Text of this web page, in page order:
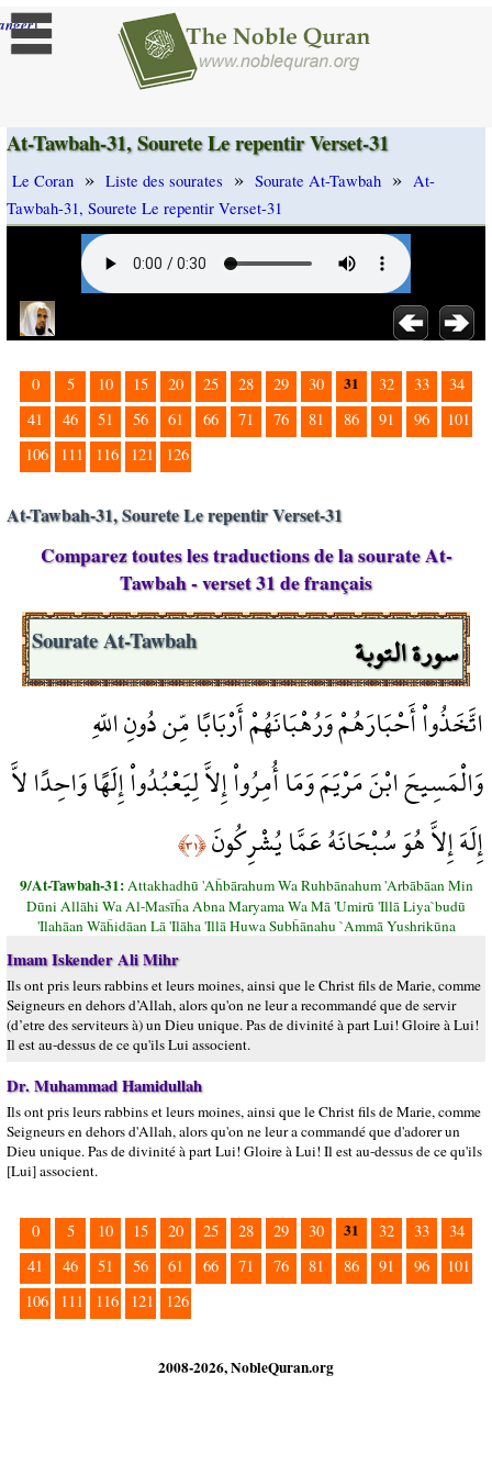
]
At-Tawbah-31, Sourete Le repentir Verset-31
Le Coran » Liste des sourates » Sourate At-Tawbah » At-
Tawbah-31, Sourete Le repentir Verset-31
0 5 10 15 20 25 28 29 30 31 32 33
34
41
46 51 56 61 66 71 76 81 86 91 96
101
106
111 116 121 126
At-Tawbah-31, Sourete Le repentir Verset-31
Comparez toutes les traductions de la sourate At-
Tawbah - verset 31 de français
سورة التوبة Sourate At-Tawbah
اتَّخَذُواْ أَحْبَارَهُمْ وَرُهْبَانَهُمْ أَرْبَابًا مِّن دُونِ اللّهِ
وَالْمَسِيحَ ابْنَ مَرْيَمَ وَمَا أُمِرُواْ إِلاَّ لِيَعْبُدُواْ إِلَهًا وَاحِدًا لاَّ
إِلَهَ إِلاَّ هُوَ سُبْحَانَهُ عَمَّا يُشْرِكُونَ﴿٣١﴾
9/At-Tawbah-31:Attakhadhū 'Aĥbārahum Wa Ruhbānahum 'Arbābāan Min
Dūni Allāhi Wa Al-Masīĥa Abna Maryama Wa Mā 'Umirū 'Illā Liya`budū
'Ilahāan Wāĥidāan Lā 'Ilāha 'Illā Huwa Subĥānahu `Ammā Yushrikūna
Imam Iskender Ali Mihr
Ils ont pris leurs rabbins et leurs moines, ainsi que le Christ fils de Marie, comme
Seigneurs en dehors d’Allah, alors qu'on ne leur a recommandé que de servir
(d’etre des serviteurs à) un Dieu unique. Pas de divinité à part Lui! Gloire à Lui!
Il est au-dessus de ce qu'ils Lui associent.
Dr. Muhammad Hamidullah
Ils ont pris leurs rabbins et leurs moines, ainsi que le Christ fils de Marie, comme
Seigneurs en dehors d'Allah, alors qu'on ne leur a commandé que d'adorer un
Dieu unique. Pas de divinité à part Lui! Gloire à Lui! Il est au-dessus de ce qu'ils
[Lui] associent.
0 5 10 15 20 25 28 29 30 31 32 33
34
41
46 51 56 61 66 71 76 81 86 91 96
101
106
111 116 121 126
2008-2026, NobleQuran.org